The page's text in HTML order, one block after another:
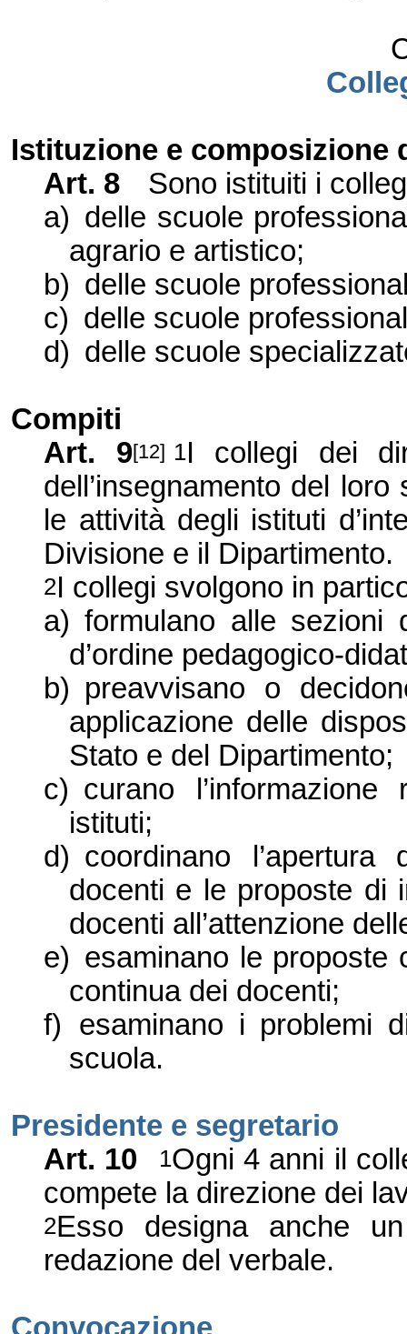
Istituzione e composizione
Art. 8
Sono istituiti i
a) delle scuole
agrario e artistico;
b) delle scuole
c) delle scuole
d) delle scuole
Compiti
Art. 9[12] 1I collegi dei
dell’insegnamento del
le attività degli istituti
Divisione e il Dipartimento.
2I collegi svolgono in
a) formulano alle sezioni
d’ordine pedagogico-
b) preavvisano o
applicazione delle
Stato e del Dipartimento;
c) curano
istituti;
d) coordinano
docenti e le proposte di
docenti all’attenzione
e) esaminano le proposte
continua dei docenti;
f)
esaminano i problemi
scuola.
Presidente e segretario
Art. 10
1Ogni 4 anni il
compete la direzione dei
2Esso designa anche
redazione del verbale.